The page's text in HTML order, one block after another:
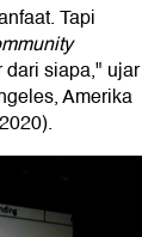
Tapi
siapa," ujar
Amerika